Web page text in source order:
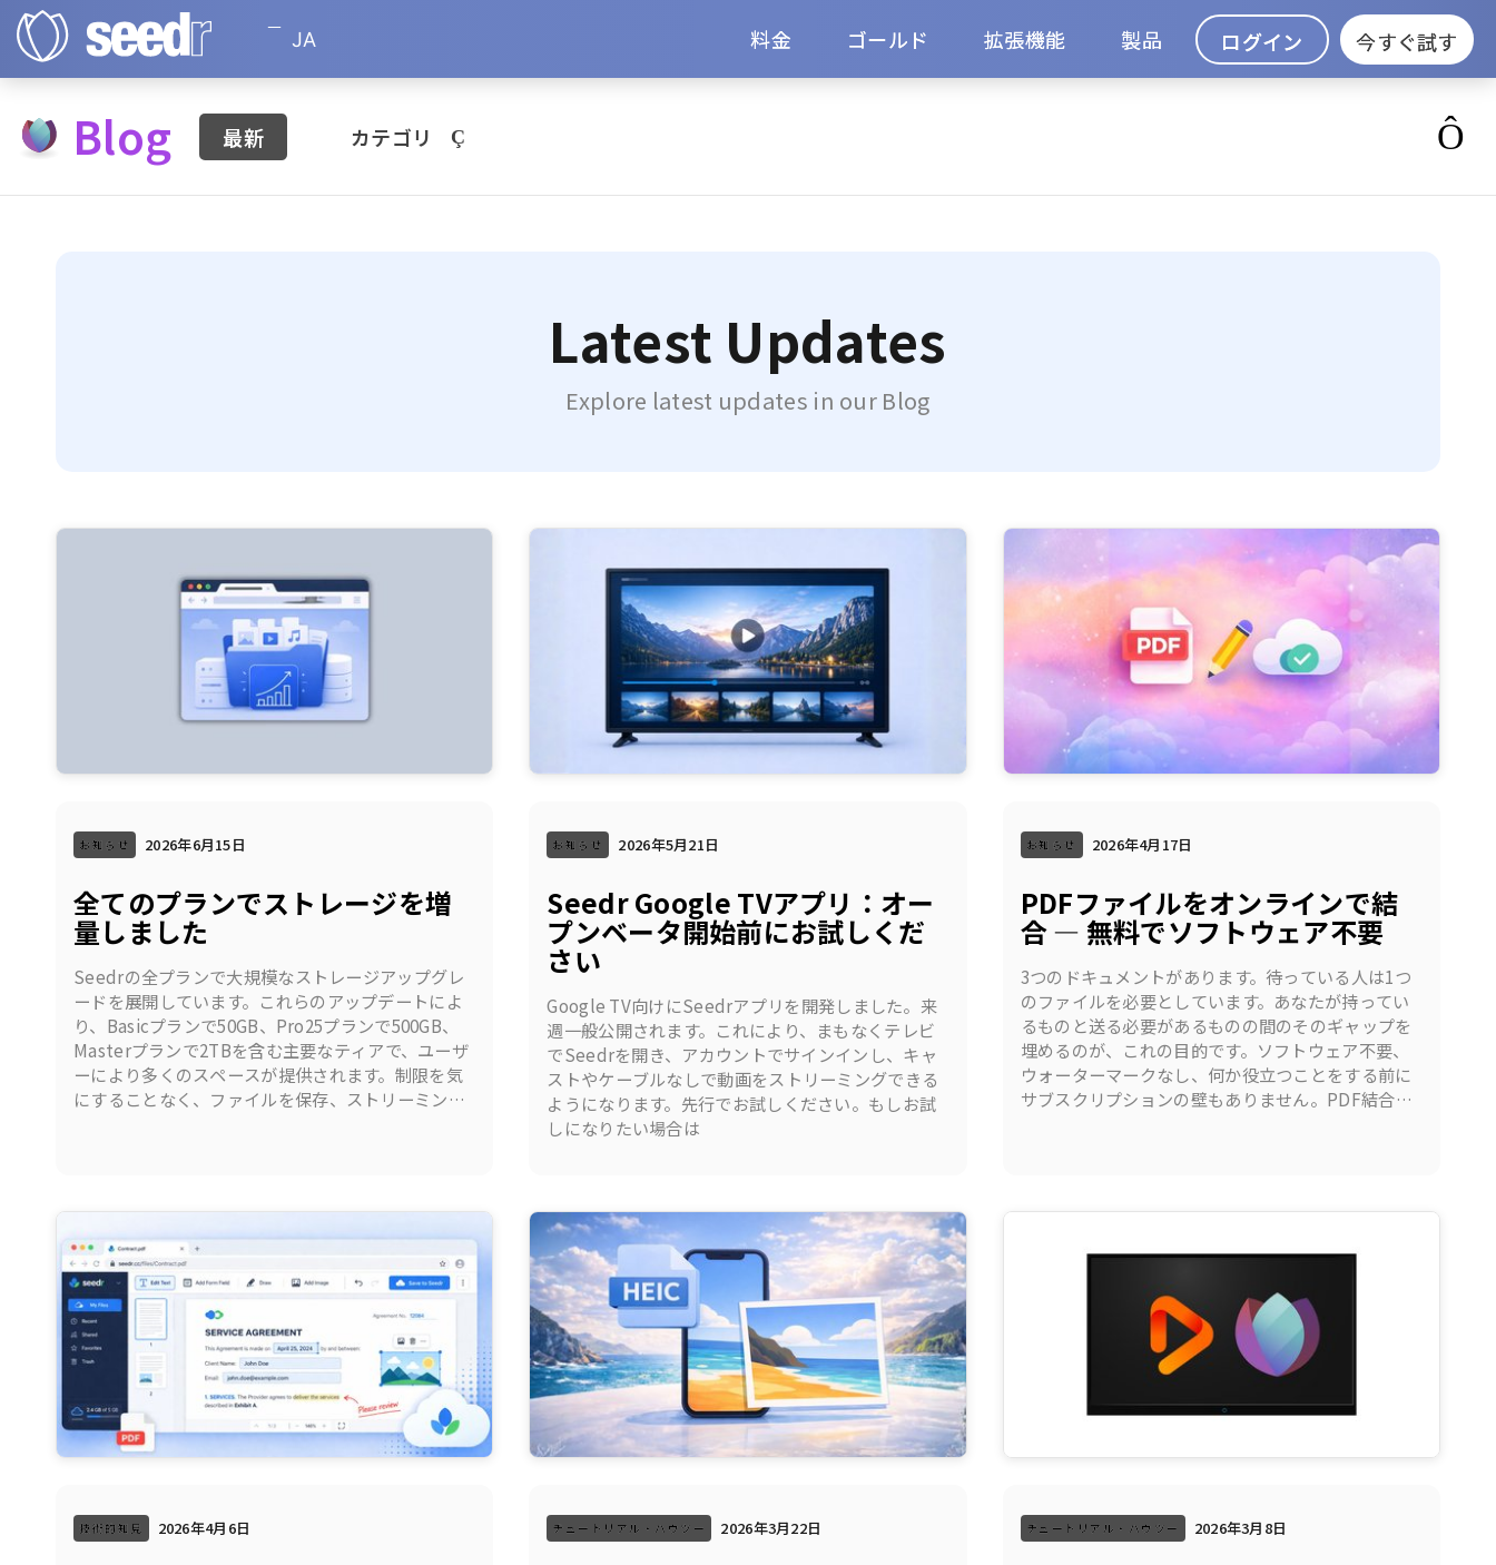
JA 料金 ゴールド 拡張機能 製品 ログイン 今すぐ試す
Blog 最新 カテゴリ
Latest Updates
Explore latest updates in our Blog
お知らせ 2026年6月15日
全てのプランでストレージを増
量しました
Seedrの全プランで大規模なストレージアップグレ
ードを展開しています。これらのアップデートによ
り、Basicプランで50GB、Pro25プランで500GB、
Masterプランで2TBを含む主要なティアで、ユーザ
ーにより多くのスペースが提供されます。制限を気
にすることなく、ファイルを保存、ストリーミン
お知らせ 2026年5月21日
Seedr Google TVアプリ：オー
プンベータ開始前にお試しくだ
さい
Google TV向けにSeedrアプリを開発しました。来
週一般公開されます。これにより、まもなくテレビ
でSeedrを開き、アカウントでサインインし、キャ
ストやケーブルなしで動画をストリーミングできる
ようになります。先行でお試しください。もしお試
しになりたい場合は
お知らせ 2026年4月17日
PDFファイルをオンラインで結
合 — 無料でソフトウェア不要
3つのドキュメントがあります。待っている人は1つ
のファイルを必要としています。あなたが持ってい
るものと送る必要があるものの間のそのギャップを
埋めるのが、これの目的です。ソフトウェア不要、
ウォーターマークなし、何か役立つことをする前に
サブスクリプションの壁もありません。PDF結合は
技術的知見 2026年4月6日 チュートリアル・ハウツー 2026年3月22日 チュートリアル・ハウツー 2026年3月8日